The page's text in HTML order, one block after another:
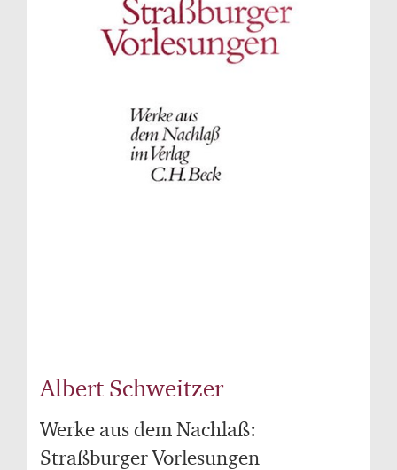
Albert Schweitzer
Werke aus dem Nachlaß:
Straßburger Vorlesungen